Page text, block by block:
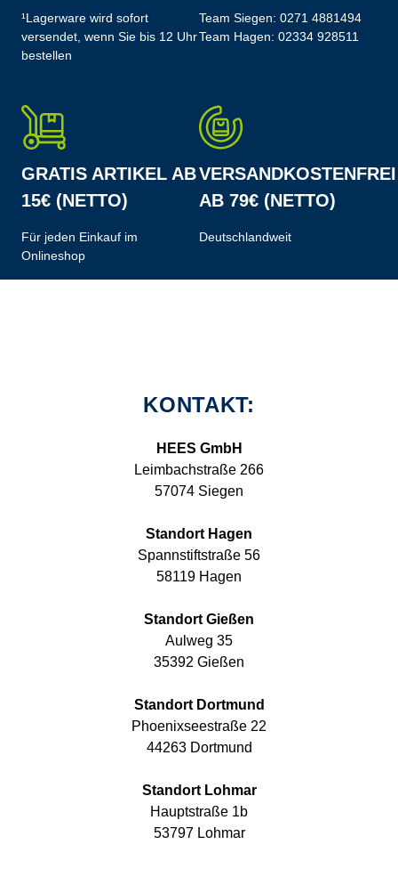
¹Lagerware wird sofort
versendet, wenn Sie bis 12 Uhr
bestellen
Team Siegen: 0271 4881494
Team Hagen: 02334 928511
GRATIS ARTIKEL AB
15€ (NETTO)
Für jeden Einkauf im
Onlineshop
VERSANDKOSTENFREI
AB 79€ (NETTO)
Deutschlandweit
KONTAKT:
HEES GmbH
Leimbachstraße 266
57074 Siegen
Standort Hagen
Spannstiftstraße 56
58119 Hagen
Standort Gießen
Aulweg 35
35392 Gießen
Standort Dortmund
Phoenixseestraße 22
44263 Dortmund
Standort Lohmar
Hauptstraße 1b
53797 Lohmar